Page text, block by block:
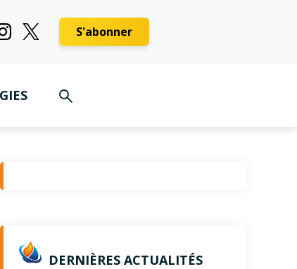
S'abonner
DERNIÈRES ACTUALITÉS